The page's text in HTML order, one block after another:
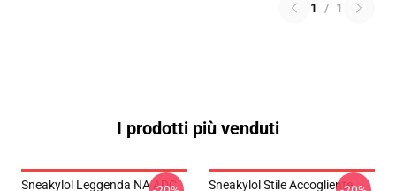
1 / 1
I prodotti più venduti
Sneakylol Leggenda NA ADC
Sneakylol Stile Accogliente